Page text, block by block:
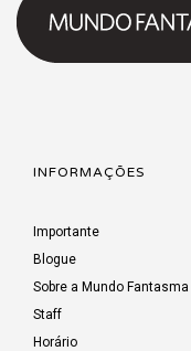
INFORMAÇÕES
Importante
Blogue
Sobre a Mundo Fantasma
Staff
Horário